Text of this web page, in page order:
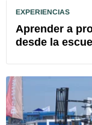
EXPERIENCIAS
Aprender a
desde la